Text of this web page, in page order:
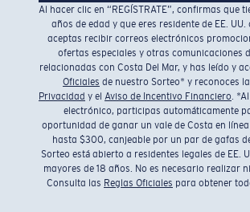
Al hacer clic en “REGÍSTRATE”, confirmas que
años de edad y que eres residente de EE. UU.
aceptas recibir correos electrónicos
ofertas especiales y otras comunicaciones
relacionadas con Costa Del Mar, y has leído y
Oficiales de nuestro Sorteo* y reconoces la
Privacidad y el Aviso de Incentivo Financiero.
electrónico, participas automáticamente
oportunidad de ganar un vale de Costa en
hasta $300, canjeable por un par de gafas
Sorteo está abierto a residentes legales de EE.
mayores de 18 años. No es necesario realizar
Consulta las Reglas Oficiales para obtener